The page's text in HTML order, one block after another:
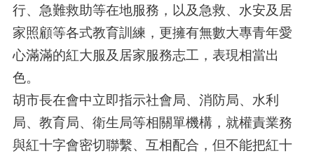
行、急難救助等在地服務，以及急救、水安及居
家照顧等各式教育訓練，更擁有無數大專青年愛
心滿滿的紅大服及居家服務志工，表現相當出
色。
胡市長在會中立即指示社會局、消防局、水利
局、教育局、衛生局等相關單機構，就權責業務
與紅十字會密切聯繫、互相配合，但不能把紅十